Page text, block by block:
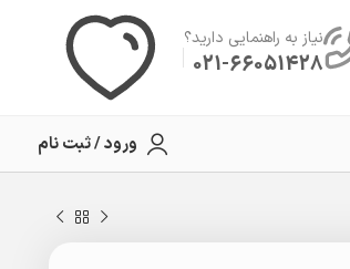
نیاز به راهنمایی دارید؟
021-66051428
ورود / ثبت نام